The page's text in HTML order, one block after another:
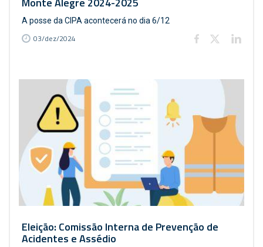
A posse da CIPA acontecerá no dia 6/12
03/dez/2024
Eleição: Comissão Interna de Prevenção de
Acidentes e Assédio